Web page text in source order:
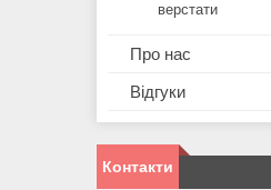
верстати
Про нас
Відгуки
Контакти